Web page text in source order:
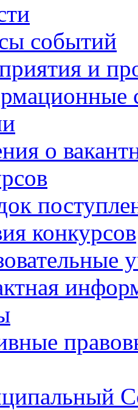
событий
и
о
конкурсов